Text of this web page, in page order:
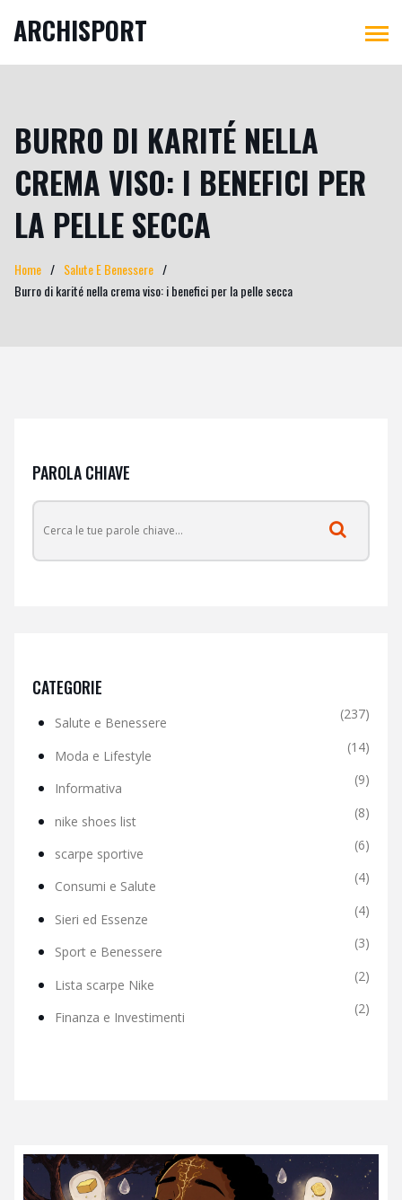
ARCHISPORT
BURRO DI KARITÉ NELLA
CREMA VISO: I BENEFICI PER
LA PELLE SECCA
Home
Salute E Benessere
Burro di karité nella crema viso: i benefici per la pelle secca
PAROLA CHIAVE
CATEGORIE
Salute e Benessere
(237)
Moda e Lifestyle
(14)
Informativa
(9)
nike shoes list
(8)
scarpe sportive
(6)
Consumi e Salute
(4)
Sieri ed Essenze
(4)
Sport e Benessere
(3)
Lista scarpe Nike
(2)
Finanza e Investimenti
(2)